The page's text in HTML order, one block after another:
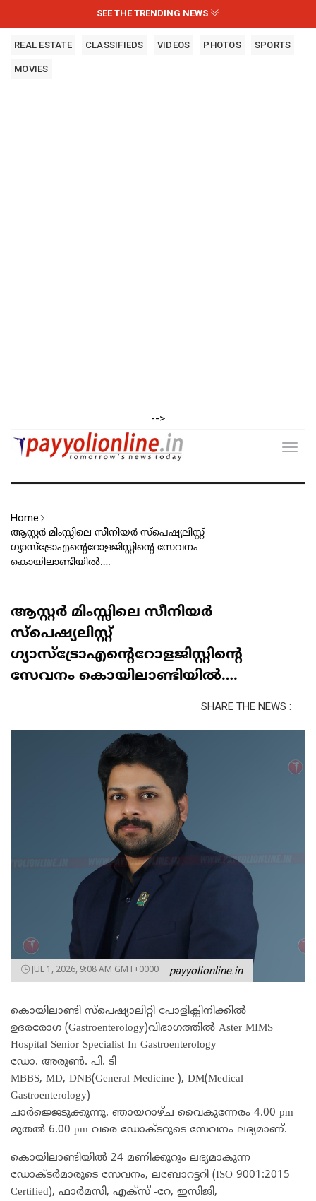
SEE THE TRENDING NEWS
REAL ESTATE CLASSIFIEDS VIDEOS PHOTOS SPORTS
MOVIES
-->
Home
ആസ്റ്റർ മിംസ്സിലെ സീനിയർ സ്പെഷ്യലിസ്റ്റ്
ഗ്യാസ്ട്രോഎന്റെറോളജിസ്റ്റിന്റെ സേവനം
കൊയിലാണ്ടിയിൽ….
ആസ്റ്റർ മിംസ്സിലെ സീനിയർ
സ്പെഷ്യലിസ്റ്റ്
ഗ്യാസ്ട്രോഎന്റെറോളജിസ്റ്റിന്റെ
സേവനം കൊയിലാണ്ടിയിൽ….
SHARE THE NEWS :
JUL 1, 2026, 9:08 AM GMT+0000 payyolionline.in
കൊയിലാണ്ടി സ്പെഷ്യാലിറ്റി പോളിക്ലിനിക്കിൽ
ഉദരരോഗ (Gastroenterology)വിഭാഗത്തിൽ Aster MIMS
Hospital Senior Specialist In Gastroenterology
ഡോ. അരുൺ. പി. ടി
MBBS, MD, DNB(General Medicine ), DM(Medical
Gastroenterology)
ചാർജ്ജെടുക്കുന്നു. ഞായറാഴ്ച വൈകുന്നേരം 4.00 pm
മുതൽ 6.00 pm വരെ ഡോക്ടറുടെ സേവനം ലഭ്യമാണ്.
കൊയിലാണ്ടിയിൽ 24 മണിക്കൂറും ലഭ്യമാകുന്ന
ഡോക്ടർമാരുടെ സേവനം, ലബോറട്ടറി (ISO 9001:2015
Certified), ഫാർമസി, എക്സ് -റേ, ഇസിജി,